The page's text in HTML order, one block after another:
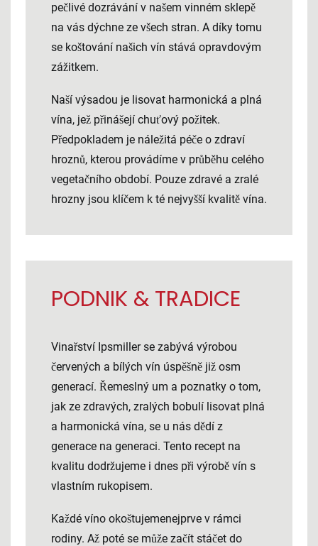
pečlivé dozrávání v našem vinném sklepě
na vás dýchne ze všech stran. A díky tomu
se koštování našich vín stává opravdovým
zážitkem.
Naší výsadou je lisovat harmonická a plná
vína, jež přinášejí chuťový požitek.
Předpokladem je náležitá péče o zdraví
hroznů, kterou provádíme v průběhu celého
vegetačního období. Pouze zdravé a zralé
hrozny jsou klíčem k té nejvyšší kvalitě vína.
PODNIK & TRADICE
Vinařství Ipsmiller se zabývá výrobou
červených a bílých vín úspěšně již osm
generací. Řemeslný um a poznatky o tom,
jak ze zdravých, zralých bobulí lisovat plná
a harmonická vína, se u nás dědí z
generace na generaci. Tento recept na
kvalitu dodržujeme i dnes při výrobě vín s
vlastním rukopisem.
Každé víno okoštujemenejprve v rámci
rodiny. Až poté se může začít stáčet do